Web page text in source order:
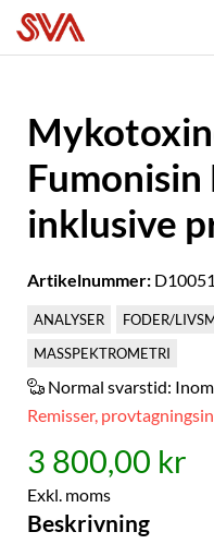
Fumonisin
inklusive
Artikelnummer:
ANALYSER FODER/
MASSPEKTROMETRI
Normal svarstid:
Remisser,
3 800,00 kr
Exkl. moms
Beskrivning